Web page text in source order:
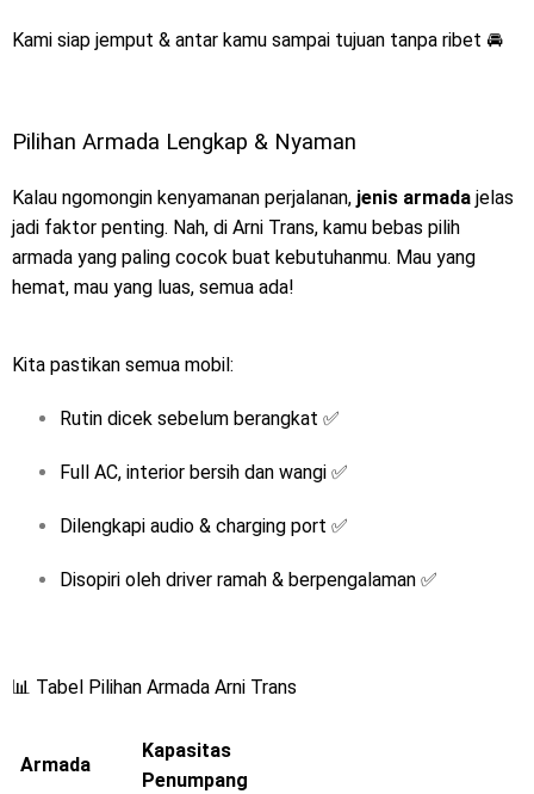
Kami siap jemput & antar kamu sampai tujuan tanpa ribet 🚘
Pilihan Armada Lengkap & Nyaman
Kalau ngomongin kenyamanan perjalanan, jenis armada jelas
jadi faktor penting. Nah, di Arni Trans, kamu bebas pilih
armada yang paling cocok buat kebutuhanmu. Mau yang
hemat, mau yang luas, semua ada!
Kita pastikan semua mobil:
Rutin dicek sebelum berangkat ✅
Full AC, interior bersih dan wangi ✅
Dilengkapi audio & charging port ✅
Disopiri oleh driver ramah & berpengalaman ✅
📊 Tabel Pilihan Armada Arni Trans
Armada
Kapasitas
Penumpang